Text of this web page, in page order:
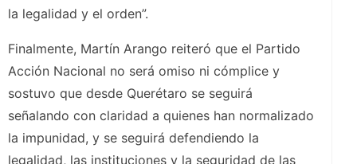
la legalidad y el orden”.
Finalmente, Martín Arango reiteró que el Partido
Acción Nacional no será omiso ni cómplice y
sostuvo que desde Querétaro se seguirá
señalando con claridad a quienes han normalizado
la impunidad, y se seguirá defendiendo la
legalidad, las instituciones y la seguridad de las